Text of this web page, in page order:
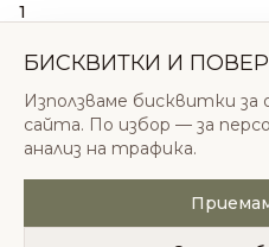
1
Нед: 11:00 – 18:00
© 2026 Одоната
запазени.
БИСКВИТКИ И
Използваме бисквитки
сайта. По избор — за
анализ на трафика.